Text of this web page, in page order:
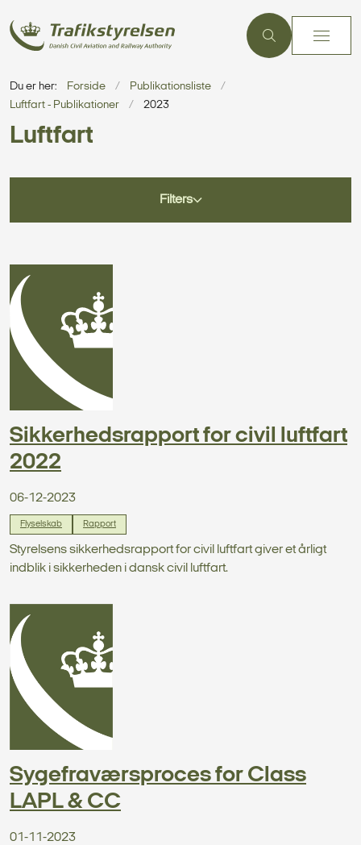
Du er her: Forside
Publikationsliste
Luftfart - Publikationer
2023
Luftfart
Filters
Sikkerhedsrapport for civil luftfart
2022
06-12-2023
Flyselskab Rapport
Styrelsens sikkerhedsrapport for civil luftfart giver et årligt
indblik i sikkerheden i dansk civil luftfart.
Sygefraværsproces for Class
LAPL & CC
01-11-2023